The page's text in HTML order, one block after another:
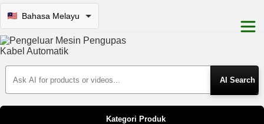
Bahasa Melayu
Search Products
Kategori Produk